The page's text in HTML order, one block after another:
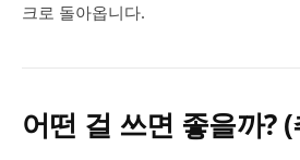
크로 돌아옵니다.
어떤 걸 쓰면 좋을까?